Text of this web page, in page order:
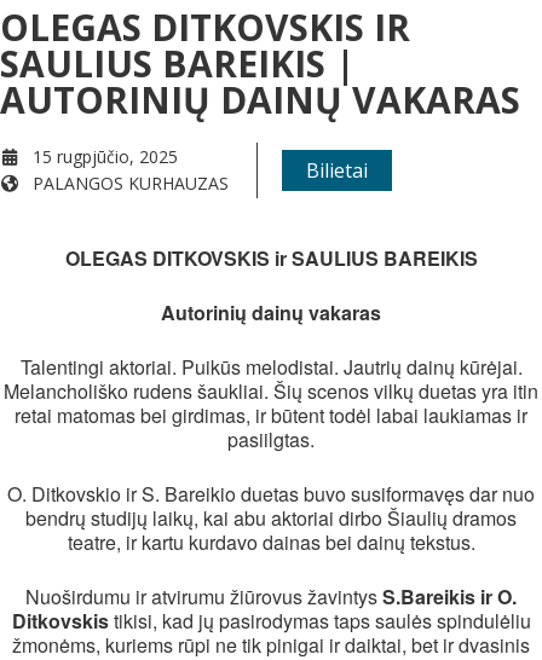
OLEGAS DITKOVSKIS IR
SAULIUS BAREIKIS |
AUTORINIŲ DAINŲ VAKARAS
15 rugpjūčio, 2025
PALANGOS KURHAUZAS
Bilietai
WHEN
15 rugpjūčio, 2025
ADD TO CALENDAR
Google Calendar
iCalendarOffice 365Outlook Live
EVENT TYPE
Koncertai Visi
OLEGAS DITKOVSKIS ir SAULIUS BAREIKIS
Autorinių dainų vakaras
Talentingi aktoriai. Puikūs melodistai. Jautrių dainų kūrėjai.
Melancholiško rudens šaukliai. Šių scenos vilkų duetas yra itin
retai matomas bei girdimas, ir būtent todėl labai laukiamas ir
pasiilgtas.
O. Ditkovskio ir S. Bareikio duetas buvo susiformavęs dar nuo
bendrų studijų laikų, kai abu aktoriai dirbo Šiaulių dramos
teatre, ir kartu kurdavo dainas bei dainų tekstus.
Nuoširdumu ir atvirumu žiūrovus žavintysS.Bareikis ir O.
Ditkovskistikisi, kad jų pasirodymas taps saulės spindulėliu
žmonėms, kuriems rūpi ne tik pinigai ir daiktai, bet ir dvasinis